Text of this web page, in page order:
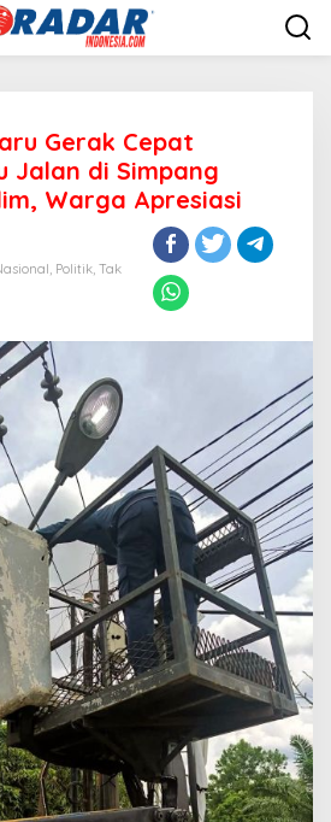
Gerak Cepat
Jalan di Simpang
Warga Apresiasi
, Politik, Tak